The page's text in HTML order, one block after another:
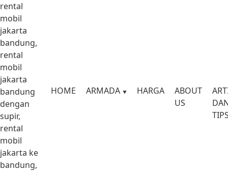
rental
mobil
jakarta
bandung,
rental
mobil
jakarta
bandung
dengan
supir,
rental
mobil
jakarta ke
bandung,
HOME ARMADA HARGA
ABOUT
US